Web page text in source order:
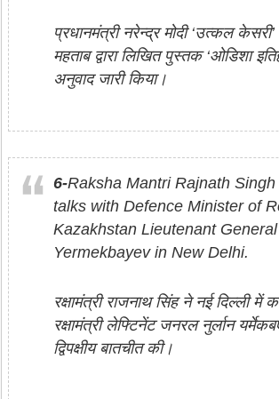
प्रधानमंत्री नरेन्‍द्र मोदी ‘उत्‍कल
महताब द्वारा लिखित पुस्‍तक ‘ओडिशा
अनुवाद जारी किया।
6-Raksha Mantri Rajnath
talks with Defence Minister of
Kazakhstan Lieutenant
Yermekbayev in New Delhi.
रक्षामंत्री राजनाथ सिंह ने नई दिल्ली में
रक्षामंत्री लेफ्टिनेंट जनरल नुर्लान
द्विपक्षीय बातचीत की।